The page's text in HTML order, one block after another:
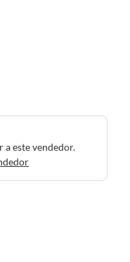
este vendedor.